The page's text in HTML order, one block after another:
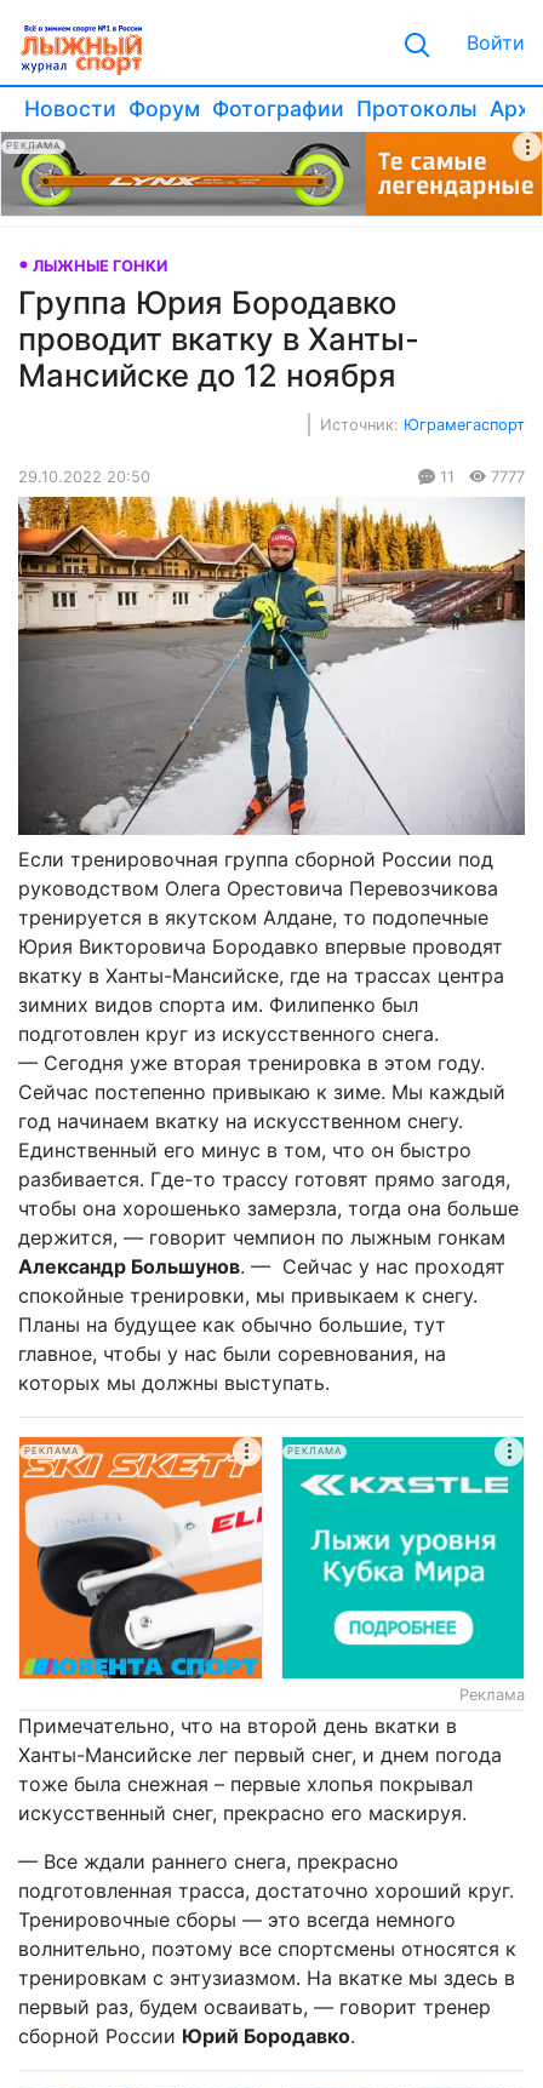
Войти
Новости Форум Фотографии Протоколы
РЕКЛАМА
ЛЫЖНЫЕ ГОНКИ
Группа Юрия Бородавко
проводит вкатку в Ханты-
Мансийске до 12 ноября
Источник: Юграмегаспорт
29.10.2022 20:50 11 7777
Если тренировочная группа сборной России под
руководством Олега Орестовича Перевозчикова
тренируется в якутском Алдане, то подопечные
Юрия Викторовича Бородавко впервые проводят
вкатку в Ханты-Мансийске, где на трассах центра
зимних видов спорта им. Филипенко был
подготовлен круг из искусственного снега.
— Сегодня уже вторая тренировка в этом году.
Сейчас постепенно привыкаю к зиме. Мы каждый
год начинаем вкатку на искусственном снегу.
Единственный его минус в том, что он быстро
разбивается. Где-то трассу готовят прямо загодя,
чтобы она хорошенько замерзла, тогда она больше
держится, — говорит чемпион по лыжным гонкам
Александр Большунов. — Сейчас у нас проходят
спокойные тренировки, мы привыкаем к снегу.
Планы на будущее как обычно большие, тут
главное, чтобы у нас были соревнования, на
которых мы должны выступать.
РЕКЛАМА РЕКЛАМА
Реклама
Примечательно, что на второй день вкатки в
Ханты-Мансийске лег первый снег, и днем погода
тоже была снежная – первые хлопья покрывал
искусственный снег, прекрасно его маскируя.
— Все ждали раннего снега, прекрасно
подготовленная трасса, достаточно хороший круг.
Тренировочные сборы — это всегда немного
волнительно, поэтому все спортсмены относятся к
тренировкам с энтузиазмом. На вкатке мы здесь в
первый раз, будем осваивать, — говорит тренер
сборной России Юрий Бородавко.